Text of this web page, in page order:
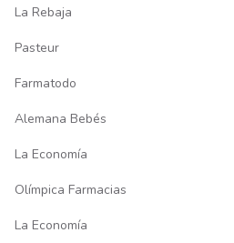
La Rebaja
Pasteur
Farmatodo
Alemana Bebés
La Economía
Olímpica Farmacias
La Economía